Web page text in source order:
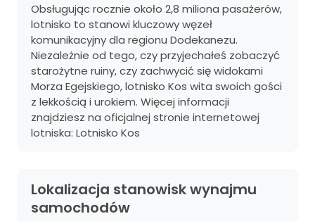
Obsługując rocznie około 2,8 miliona pasażerów,
lotnisko to stanowi kluczowy węzeł
komunikacyjny dla regionu Dodekanezu.
Niezależnie od tego, czy przyjechałeś zobaczyć
starożytne ruiny, czy zachwycić się widokami
Morza Egejskiego, lotnisko Kos wita swoich gości
z lekkością i urokiem. Więcej informacji
znajdziesz na oficjalnej stronie internetowej
lotniska: Lotnisko Kos
Lokalizacja stanowisk wynajmu
samochodów